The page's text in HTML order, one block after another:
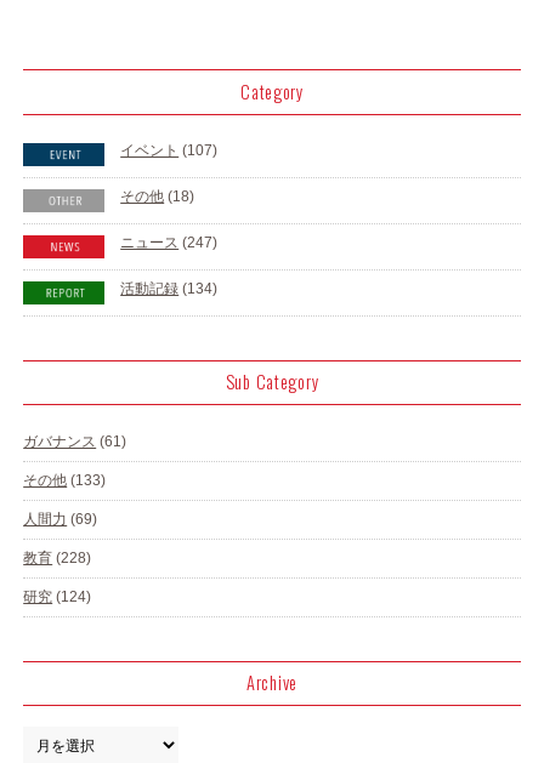
Category
イベント (107)
その他 (18)
ニュース (247)
活動記録 (134)
Sub Category
ガバナンス (61)
その他 (133)
人間力 (69)
教育 (228)
研究 (124)
Archive